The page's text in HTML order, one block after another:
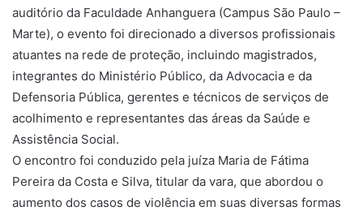
auditório da Faculdade Anhanguera (Campus São Paulo –
Marte), o evento foi direcionado a diversos profissionais
atuantes na rede de proteção, incluindo magistrados,
integrantes do Ministério Público, da Advocacia e da
Defensoria Pública, gerentes e técnicos de serviços de
acolhimento e representantes das áreas da Saúde e
Assistência Social.
O encontro foi conduzido pela juíza Maria de Fátima
Pereira da Costa e Silva, titular da vara, que abordou o
aumento dos casos de violência em suas diversas formas